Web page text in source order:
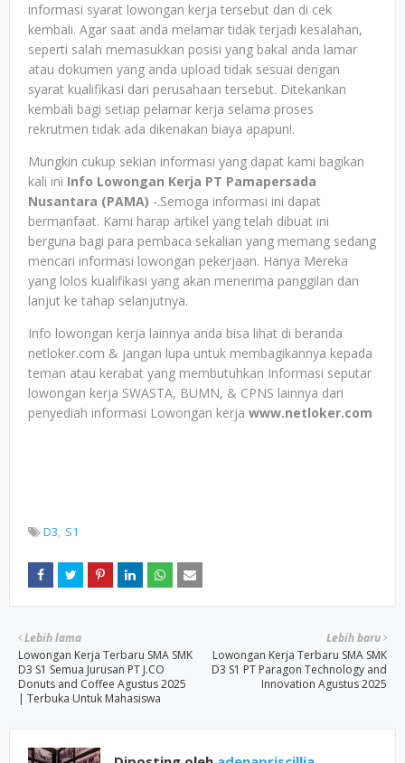
informasi syarat lowongan kerja tersebut dan di cek
kembali. Agar saat anda melamar tidak terjadi kesalahan,
seperti salah memasukkan posisi yang bakal anda lamar
atau dokumen yang anda upload tidak sesuai dengan
syarat kualifikasi dari perusahaan tersebut. Ditekankan
kembali bagi setiap pelamar kerja selama proses
rekrutmen tidak ada dikenakan biaya apapun!.
Mungkin cukup sekian informasi yang dapat kami bagikan
kali ini Info Lowongan Kerja PT Pamapersada
Nusantara (PAMA) -.Semoga informasi ini dapat
bermanfaat. Kami harap artikel yang telah dibuat ini
berguna bagi para pembaca sekalian yang memang sedang
mencari informasi lowongan pekerjaan. Hanya Mereka
yang lolos kualifikasi yang akan menerima panggilan dan
lanjut ke tahap selanjutnya.
Info lowongan kerja lainnya anda bisa lihat di beranda
netloker.com & jangan lupa untuk membagikannya kepada
teman atau kerabat yang membutuhkan Informasi seputar
lowongan kerja SWASTA, BUMN, & CPNS lainnya dari
penyediah informasi Lowongan kerja www.netloker.com
D3 S1
Lebih baru
Lowongan Kerja Terbaru SMA SMK
D3 S1 PT Paragon Technology and
Innovation Agustus 2025
Lebih lama
Lowongan Kerja Terbaru SMA SMK
D3 S1 Semua Jurusan PT J.CO
Donuts and Coffee Agustus 2025
| Terbuka Untuk Mahasiswa